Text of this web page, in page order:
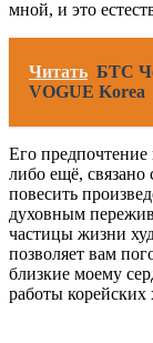
мной, и это
Читать БТС
VOGUE Korea
Его
либо ещё,
повесить
духовным
частицы жизни
позволяет вам
близкие моему
работы корейских